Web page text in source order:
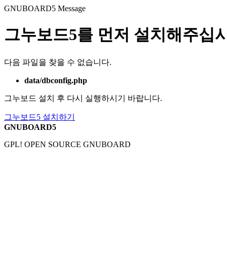
GNUBOARD5 Message
그누보드5를 먼저 설치해주십
다음 파일을 찾을 수 없습니다.
data/dbconfig.php
그누보드 설치 후 다시 실행하시기 바랍니다.
그누보드5 설치하기
GNUBOARD5
GPL! OPEN SOURCE GNUBOARD